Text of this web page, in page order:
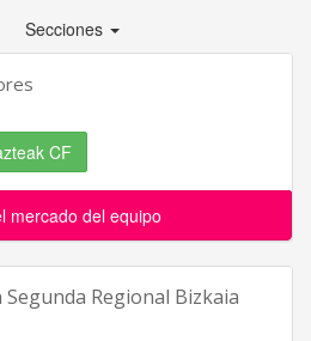
Secciones
CF
mercado del equipo
Segunda Regional Bizkaia